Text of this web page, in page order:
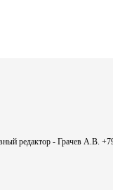
редактор - Грачев А.В.